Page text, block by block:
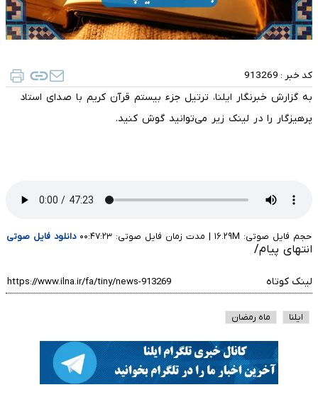
کد خبر : 913269
به گزارش خبرنگار ایلنا، ترتیل جزء بیستم قرآن کریم با صدای استاد
پرهیزگار را در لینک زیر می‌توانید گوش کنید.
حجم فایل صوتی: ۱۶.۲۹M | مدت زمان فایل صوتی: ۰۰:۴۷:۲۳ دانلود فایل صوتی
انتهای پیام/
لینک کوتاه
ایلنا ماه رمضان